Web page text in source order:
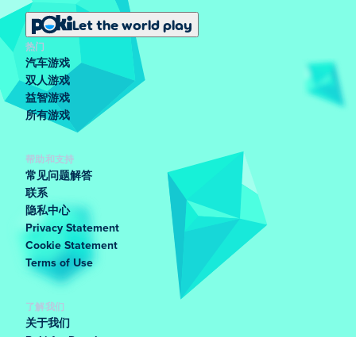
Let the world play
热门
汽车游戏
双人游戏
益智游戏
所有游戏
帮助和支持
常见问题解答
联系
隐私中心
Privacy Statement
Cookie Statement
Terms of Use
了解我们
关于我们